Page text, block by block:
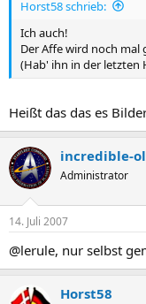
Horst58 schrieb:
Ich auch!
Der Affe wird noch
(Hab' ihn in der letzten
Heißt das das es
incredible-
Administrator
14. Juli 2007
@lerule, nur selbst
Horst58